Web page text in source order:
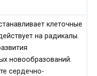
клеточные
на радикалы.
новообразований.
сердечно-